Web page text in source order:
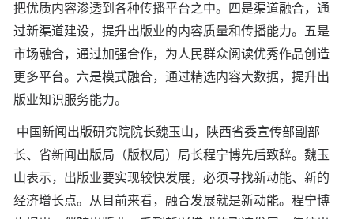
把优质内容渗透到各种传播平台之中。四是渠道融合，通
过新渠道建设，提升出版业的内容质量和传播能力。五是
市场融合，通过加强合作，为人民群众阅读优秀作品创造
更多平台。六是模式融合，通过精选内容大数据，提升出
版业知识服务能力。
中国新闻出版研究院院长魏玉山，陕西省委宣传部副部
长、省新闻出版局（版权局）局长程宁博先后致辞。魏玉
山表示，出版业要实现较快发展，必须寻找新动能、新的
经济增长点。从目前来看，融合发展就是新动能。程宁博